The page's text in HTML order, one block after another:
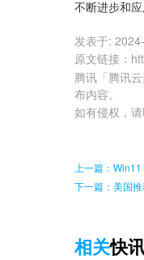
不断进步和
发表于:
原文链接 ：
腾讯「腾讯
布内容。
如有侵权，
上一篇：
下一篇：美国
相关快